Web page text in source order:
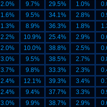
2.0% 9.7% 29.5% 1.0%
1.6% 9.5% 34.1% 2.8%
1.3% 8.9% 36.3% 1.8%
2.2% 10.9% 25.4% 2.9%
2.0% 10.0% 38.8% 2.5%
3.0% 9.5% 38.5% 2.7%
3.7% 9.8% 33.3% 2.3%
2.4% 12.1% 39.3% 3.4%
2.4% 9.4% 37.7% 3.3%
3.0% 9.9% 38.7% 2.9%